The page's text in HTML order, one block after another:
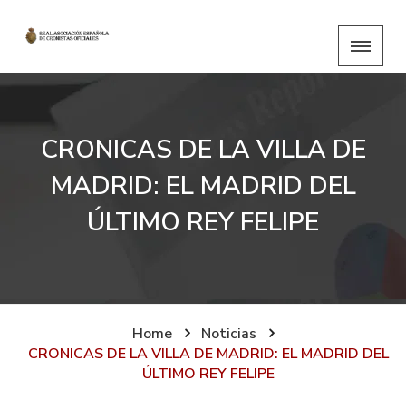
CRONICAS DE LA VILLA DE
MADRID: EL MADRID DEL
ÚLTIMO REY FELIPE
Home
Noticias
CRONICAS DE LA VILLA DE MADRID: EL MADRID DEL
ÚLTIMO REY FELIPE